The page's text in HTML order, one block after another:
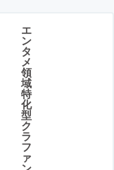
エ
ン
タ
メ
領
域
特
化
型
ク
ラ
フ
ァ